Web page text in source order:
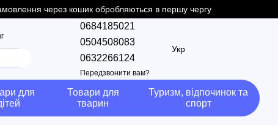
через кошик обробляються в першу чергу
0684185021
0504508083
0632266124
Передзвонити вам?
Укр
для
Товари для
тварин
Туризм, відпочинок та
спорт